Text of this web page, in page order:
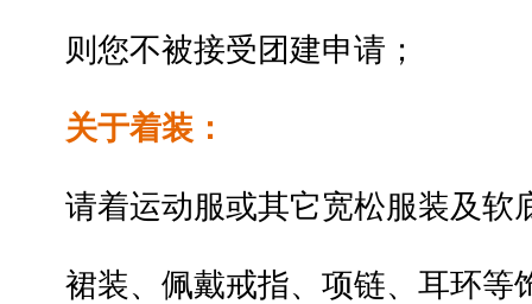
则您不被接受团建申请；
关于着装：
请着运动服或其它宽松服装及软
裙装、佩戴戒指、项链、耳环等